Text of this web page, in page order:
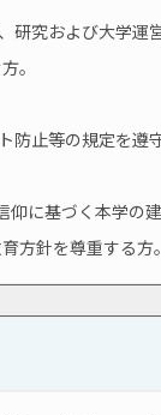
研究および大学運
。
防止等の規定を遵
仰に基づく本学の
方針を尊重する方。